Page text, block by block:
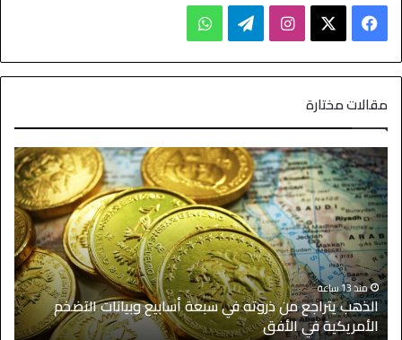
مقالات مختارة
منذ 13 ساعة
الذهب يتراجع من ذروته في سبعة أسابيع وبيانات التضخم
الأمريكية في الأفق